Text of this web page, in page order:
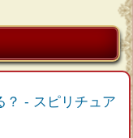
？ - スピリチュア